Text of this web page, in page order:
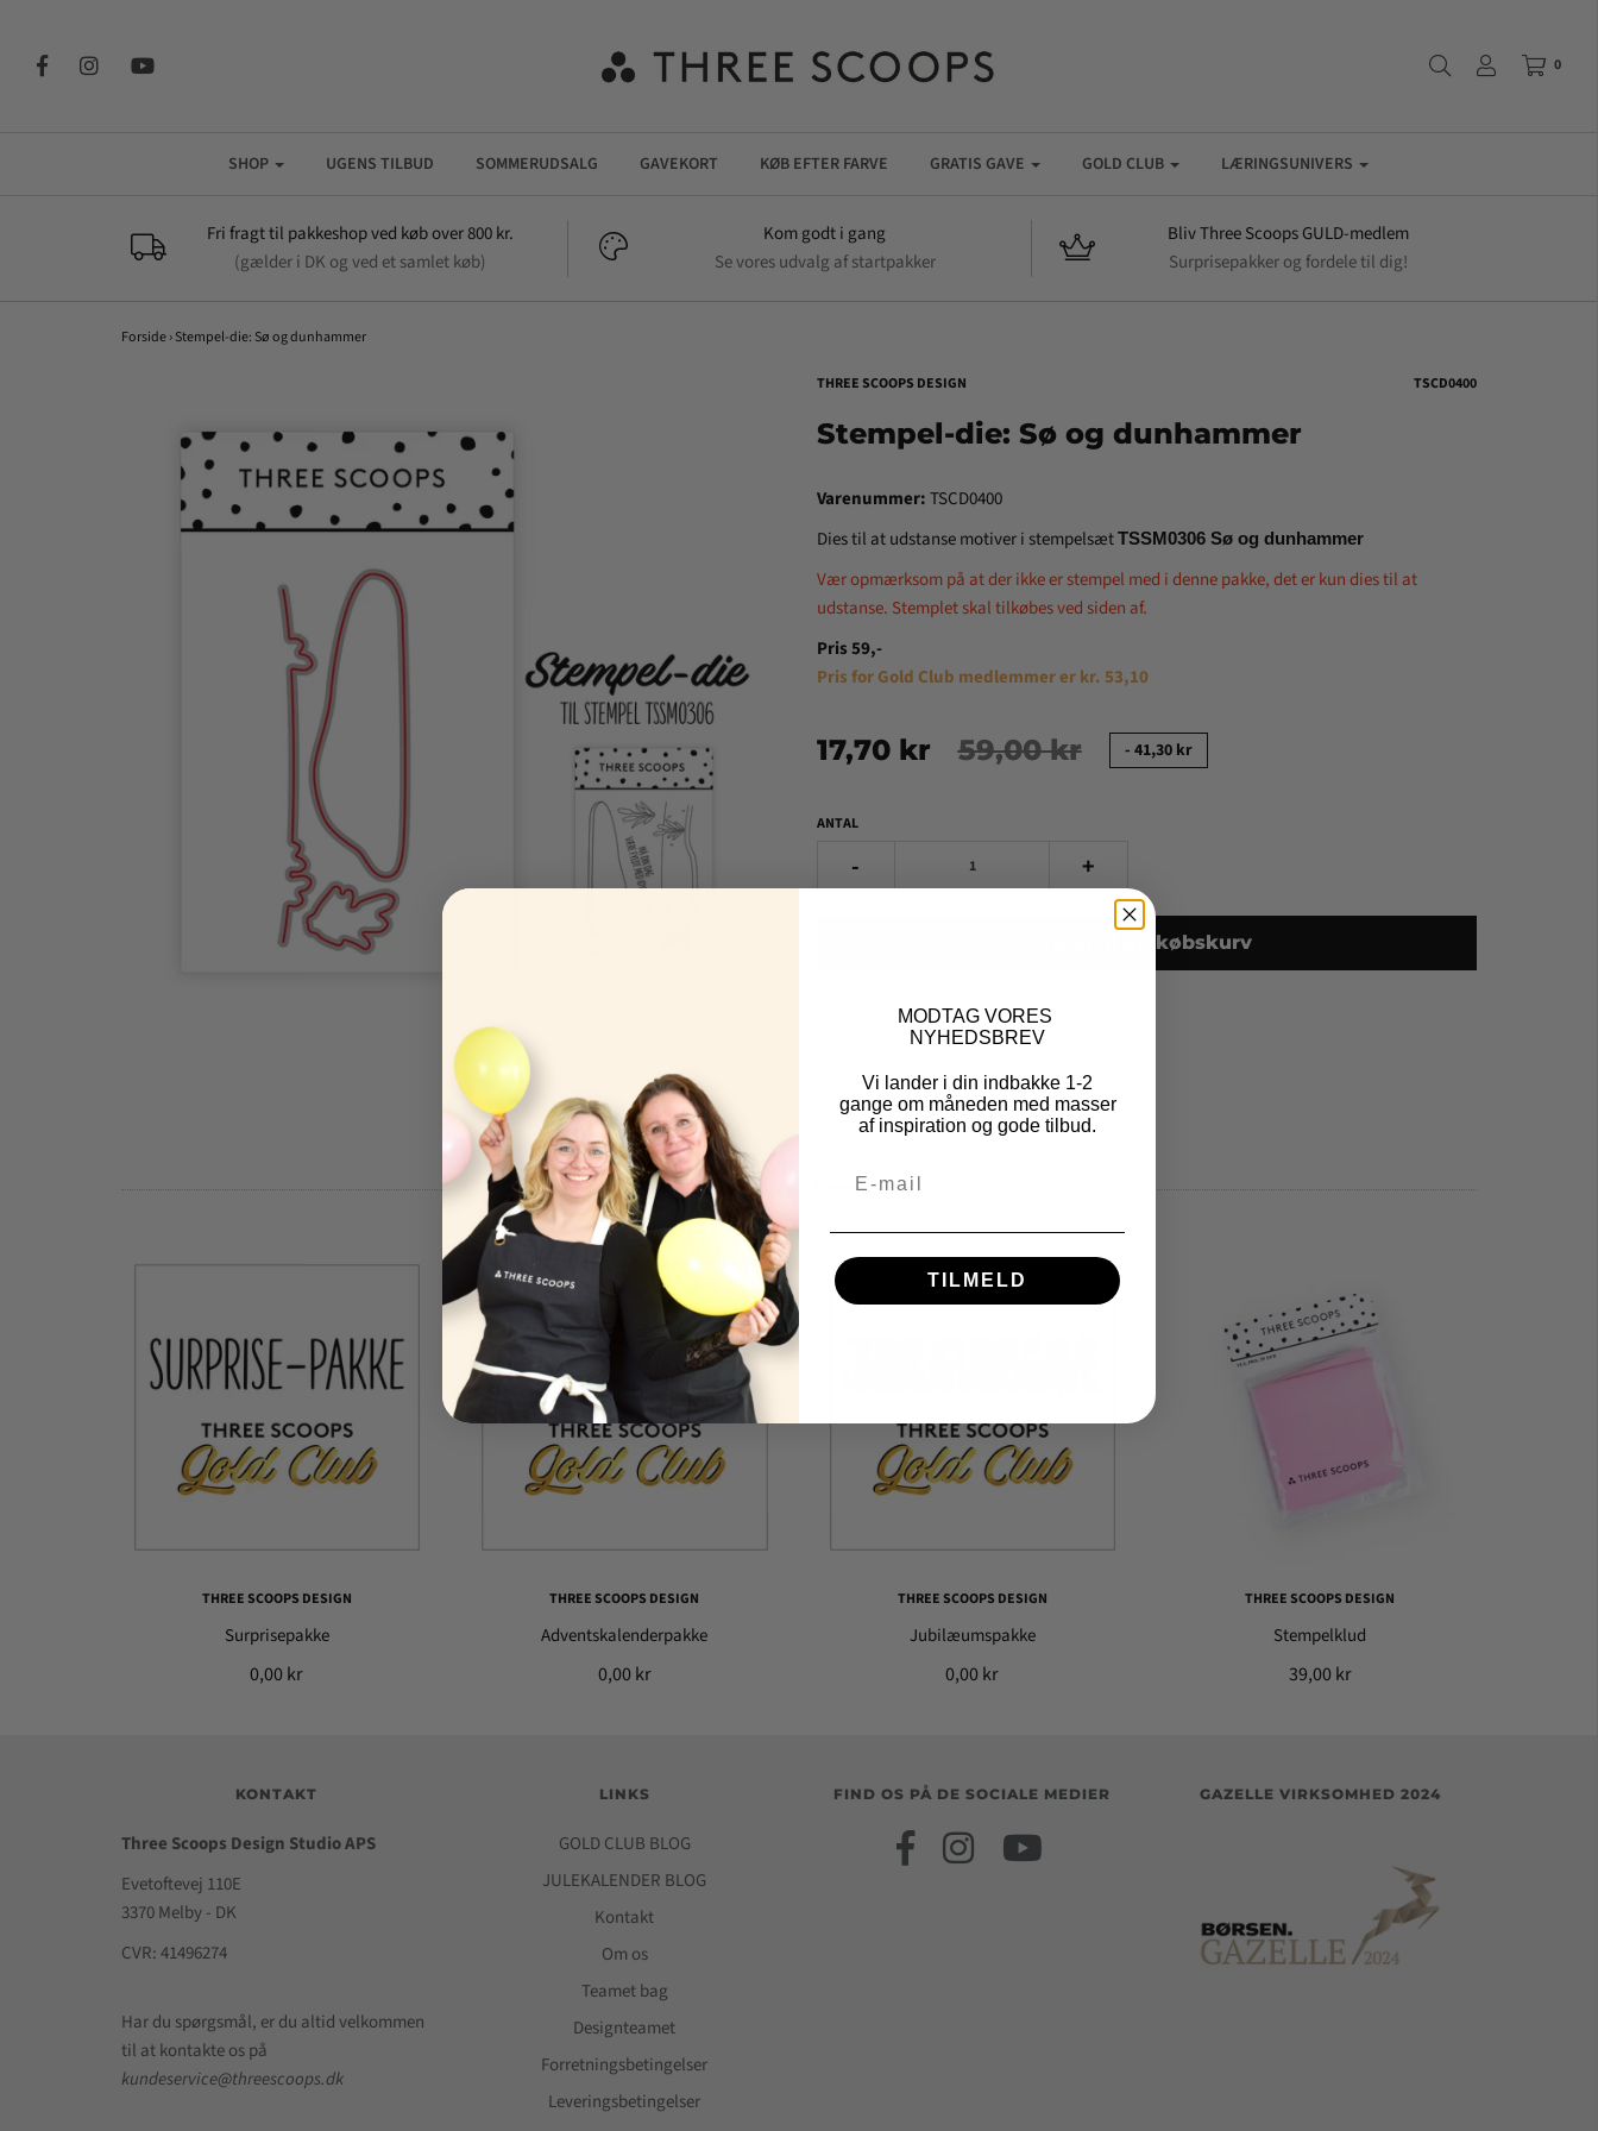
0
SHOP UGENS TILBUD SOMMERUDSALG GAVEKORT KØB EFTER FARVE GRATIS GAVE GOLD CLUB LÆRINGSUNIVERS
Fri fragt til pakkeshop ved køb over 800 kr.
(gælder i DK og ved et samlet køb)
Kom godt i gang
Se vores udvalg af startpakker
Bliv Three Scoops GULD-medlem
Surprisepakker og fordele til dig!
Forside › Stempel-die: Sø og dunhammer
THREE SCOOPS DESIGN TSCD0400
Stempel-die: Sø og dunhammer
Varenummer:TSCD0400
Dies til at udstanse motiver i stempelsætTSSM0306 Sø og dunhammer
Vær opmærksom på at der ikke er stempel med i denne pakke, det er kun dies til at
udstanse. Stemplet skal tilkøbes ved siden af.
Pris 59,-
Pris for Gold Club medlemmer er kr. 53,10
17,70 kr 59,00 kr - 41,30 kr
ANTAL
- +
Tilføj til indkøbskurv
Other Fine Products
THREE SCOOPS DESIGN
Surprisepakke
0,00 kr
THREE SCOOPS DESIGN
Adventskalenderpakke
0,00 kr
THREE SCOOPS DESIGN
Jubilæumspakke
0,00 kr
THREE SCOOPS DESIGN
Stempelklud
39,00 kr
KONTAKT
Three Scoops Design Studio APS
Evetoftevej 110E
3370 Melby - DK
CVR: 41496274
Har du spørgsmål, er du altid velkommen
til at kontakte os på
kundeservice@threescoops.dk
LINKS
GOLD CLUB BLOG
JULEKALENDER BLOG
Kontakt
Om os
Teamet bag
Designteamet
Forretningsbetingelser
Leveringsbetingelser
FIND OS PÅ DE SOCIALE MEDIER GAZELLE VIRKSOMHED 2024
MODTAG VORES
NYHEDSBREV
Vi lander i din indbakke 1-2
gange om måneden med masser
af inspiration og gode tilbud.
TILMELD